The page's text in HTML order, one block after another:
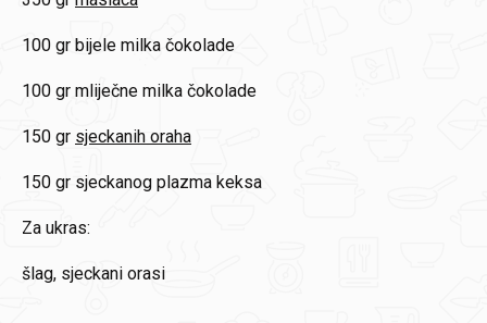
100 gr bijele milka čokolade
100 gr mliječne milka čokolade
150 gr sjeckanih oraha
150 gr sjeckanog plazma keksa
Za ukras:
šlag, sjeckani orasi